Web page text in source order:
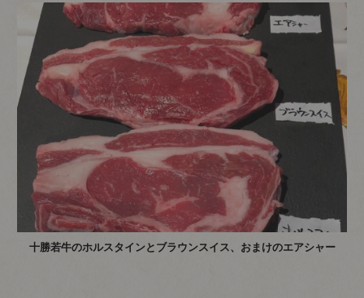
十勝若牛のホルスタインとブラウンスイス、おまけのエアシャー